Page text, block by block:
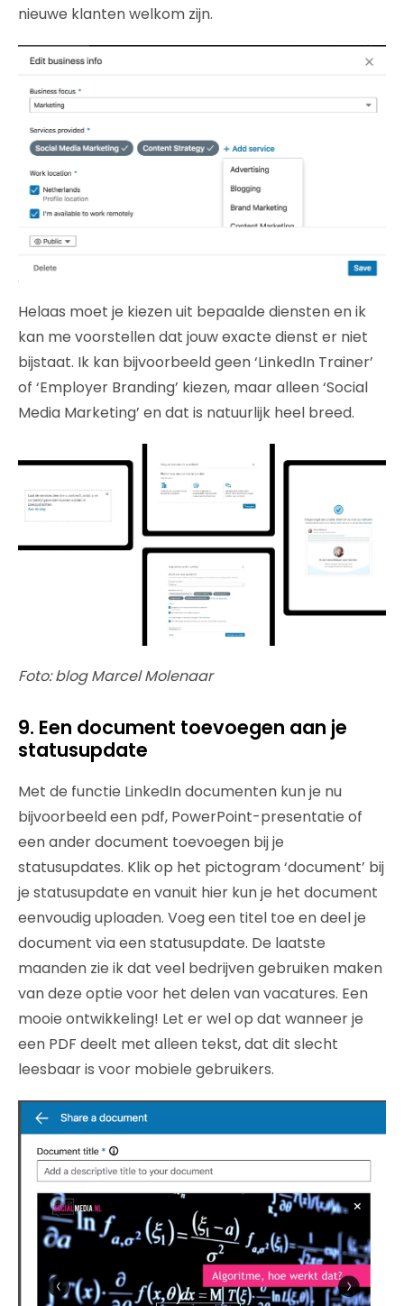
nieuwe klanten welkom zijn.
Helaas moet je kiezen uit bepaalde diensten en ik
kan me voorstellen dat jouw exacte dienst er niet
bijstaat. Ik kan bijvoorbeeld geen ‘LinkedIn Trainer’
of ‘Employer Branding’ kiezen, maar alleen ‘Social
Media Marketing’ en dat is natuurlijk heel breed.
Foto: blog Marcel Molenaar
9. Een document toevoegen aan je
statusupdate
Met de functie LinkedIn documenten kun je nu
bijvoorbeeld een pdf, PowerPoint-presentatie of
een ander document toevoegen bij je
statusupdates. Klik op het pictogram ‘document’ bij
je statusupdate en vanuit hier kun je het document
eenvoudig uploaden. Voeg een titel toe en deel je
document via een statusupdate. De laatste
maanden zie ik dat veel bedrijven gebruiken maken
van deze optie voor het delen van vacatures. Een
mooie ontwikkeling! Let er wel op dat wanneer je
een PDF deelt met alleen tekst, dat dit slecht
leesbaar is voor mobiele gebruikers.